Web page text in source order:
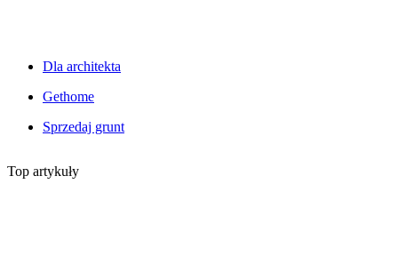
Dla architekta
Gethome
Sprzedaj grunt
Top artykuły